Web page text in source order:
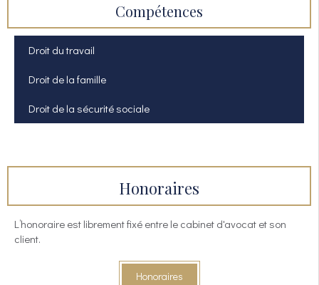
Compétences
Droit du travail
Droit de la famille
Droit de la sécurité sociale
Honoraires
L’honoraire est librement fixé entre le cabinet d'avocat et son
client.
Honoraires